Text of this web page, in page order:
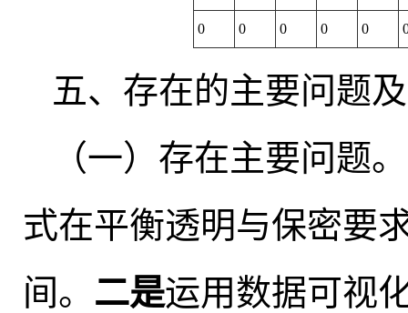
0 0 0 0 0
五、存在的主要问题
（一）存在主要问题。
式在平衡透明与保密要
间。 二是运用数据可视